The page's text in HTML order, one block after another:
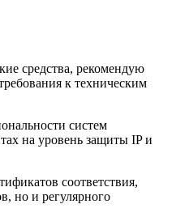
средства, рекомендую
к техническим
систем
на уровень защиты IP и
соответствия,
но и регулярного